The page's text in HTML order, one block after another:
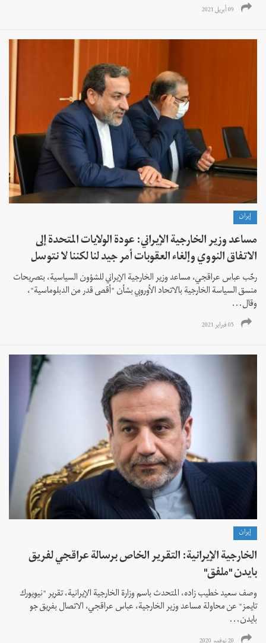
09 أبريل 2021
إيران
مساعد وزير الخارجية الإيراني: عودة الولايات المتحدة إلى
الاتفاق النووي وإلغاء العقوبات أمر جيد لنا لكننا لا نتوسل
رحّب عباس عراقجي، مساعد وزير الخارجية الإيراني للشؤون السياسية، بتصريحات
منسق السياسة الخارجية بالاتحاد الأوروبي بشأن "أقصى قدر من الدبلوماسية"،
وقال...
05 فبراير 2021
إيران
الخارجية الإيرانية: التقرير الخاص برسالة عراقجي لفريق
بايدن "ملفق"
وصف سعيد خطيب زاده، المتحدث باسم وزارة الخارجية الإيرانية، تقرير "نيويورك
تايمز" عن محاولة مساعد وزير الخارجية، عباس عراقجي، الاتصال بفريق جو
بايدن...